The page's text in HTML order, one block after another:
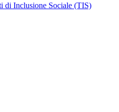
di Inclusione Sociale (TIS)